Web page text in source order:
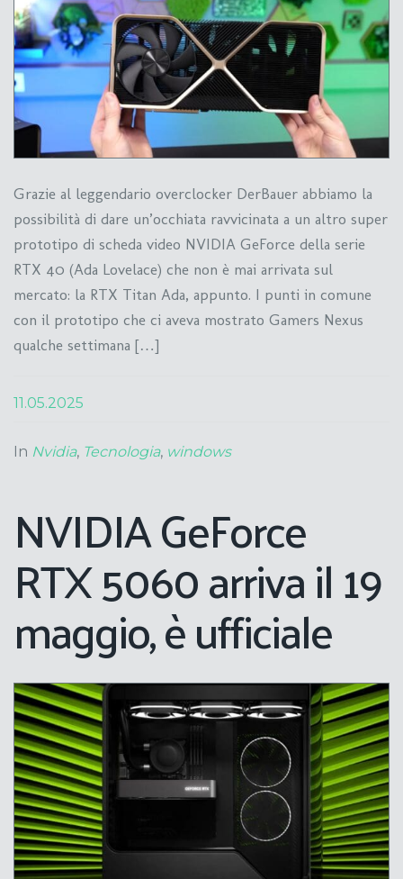
Grazie al leggendario overclocker DerBauer abbiamo la
possibilità di dare un’occhiata ravvicinata a un altro super
prototipo di scheda video NVIDIA GeForce della serie
RTX 40 (Ada Lovelace) che non è mai arrivata sul
mercato: la RTX Titan Ada, appunto. I punti in comune
con il prototipo che ci aveva mostrato Gamers Nexus
qualche settimana […]
11.05.2025
In Nvidia, Tecnologia, windows
NVIDIA GeForce
RTX 5060 arriva il 19
maggio, è ufficiale